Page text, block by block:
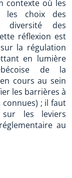
contexte où les
les choix des
diversité des
réflexion est
la régulation
en lumière
de la
cours au sein
les barrières à
; il faut
les leviers
au